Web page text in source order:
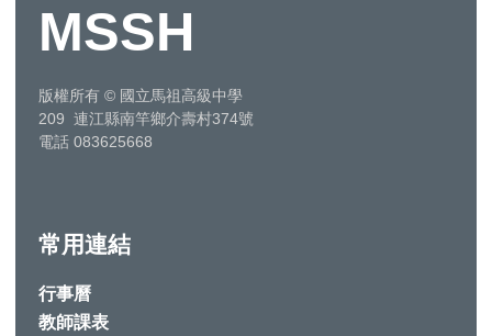
MSSH
版權所有 © 國立馬祖高級中學
209 連江縣南竿鄉介壽村374號
電話 083625668
常用連結
行事曆
教師課表